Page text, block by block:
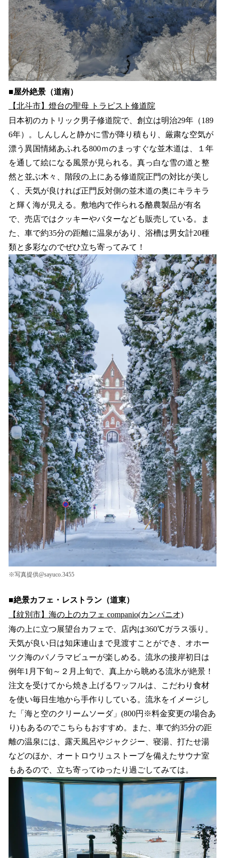
■屋外絶景（道南）
【北斗市】燈台の聖母 トラピスト修道院
日本初のカトリック男子修道院で、創立は明治29年（189
6年）。しんしんと静かに雪が降り積もり、厳粛な空気が
漂う異国情緒あふれる800ｍのまっすぐな並木道は、１年
を通して絵になる風景が見られる。真っ白な雪の道と整
然と並ぶ木々、階段の上にある修道院正門の対比が美し
く、天気が良ければ正門反対側の並木道の奥にキラキラ
と輝く海が見える。敷地内で作られる酪農製品が有名
で、売店ではクッキーやバターなども販売している。ま
た、車で約35分の距離に温泉があり、浴槽は男女計20種
類と多彩なのでぜひ立ち寄ってみて！
※写真提供@sayuco.3455
■絶景カフェ・レストラン（道東）
【紋別市】海の上のカフェ companio(カンパニオ)
海の上に立つ展望台カフェで、店内は360℃ガラス張り。
天気が良い日は知床連山まで見渡すことができ、オホー
ツク海のパノラマビューが楽しめる。流氷の接岸初日は
例年1月下旬～２月上旬で、真上から眺める流氷が絶景！
注文を受けてから焼き上げるワッフルは、こだわり食材
を使い毎日生地から手作りしている。流氷をイメージし
た「海と空のクリームソーダ」(800円※料金変更の場合あ
り)もあるのでこちらもおすすめ。また、車で約35分の距
離の温泉には、露天風呂やジャクジー、寝湯、打たせ湯
などのほか、オートロウリュストーブを備えたサウナ室
もあるので、立ち寄ってゆったり過ごしてみては。